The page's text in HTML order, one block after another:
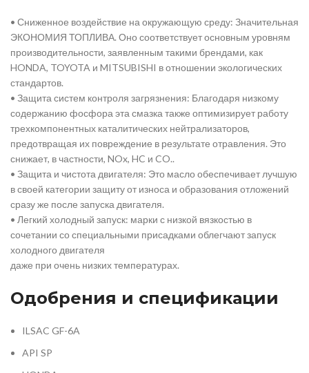
• Сниженное воздействие на окружающую среду: Значительная
ЭКОНОМИЯ ТОПЛИВА. Оно соответствует основным уровням
производительности, заявленным такими брендами, как
HONDA, TOYOTA и MITSUBISHI в отношении экологических
стандартов.
• Защита систем контроля загрязнения: Благодаря низкому
содержанию фосфора эта смазка также оптимизирует работу
трехкомпонентных каталитических нейтрализаторов,
предотвращая их повреждение в результате отравления. Это
снижает, в частности, NOx, HC и CO..
• Защита и чистота двигателя: Это масло обеспечивает лучшую
в своей категории защиту от износа и образования отложений
сразу же после запуска двигателя.
• Легкий холодный запуск: марки с низкой вязкостью в
сочетании со специальными присадками облегчают запуск
холодного двигателя
даже при очень низких температурах.
Одобрения и спецификации
ILSAC GF-6A
API SP